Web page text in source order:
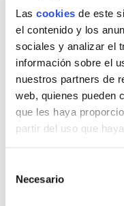
Las cookies de este
el contenido y los
sociales y analizar el
información sobre el
nuestros partners de
web, quienes pueden
que les haya
partir del uso que
Necesario
ha acrecentado en el
poder ofrecer la
generación y con
mantenimiento
Administraciones
cofundador y CEO
Las motos
contaminación,
para el servicio
equivale a una
15.000km,